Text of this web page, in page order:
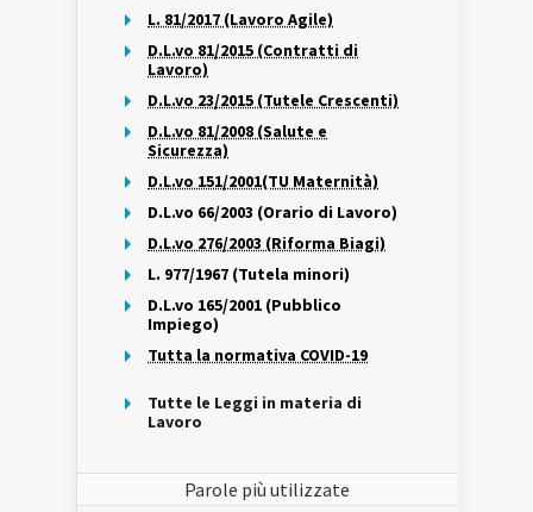
L. 81/2017 (Lavoro Agile)
D.L.vo 81/2015 (Contratti di
Lavoro)
D.L.vo 23/2015 (Tutele Crescenti)
D.L.vo 81/2008 (Salute e
Sicurezza)
D.L.vo 151/2001(TU Maternità)
D.L.vo 66/2003 (Orario di Lavoro)
D.L.vo 276/2003 (Riforma Biagi)
L. 977/1967 (Tutela minori)
D.L.vo 165/2001 (Pubblico
Impiego)
Tutta la normativa COVID-19
Tutte le Leggi in materia di
Lavoro
Parole più utilizzate